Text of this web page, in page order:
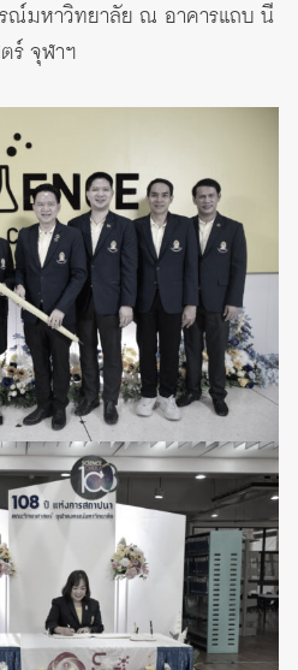
ณ์มหาวิทยาลัย ณ อาคารแถบ นี
ร์ จุฬาฯ